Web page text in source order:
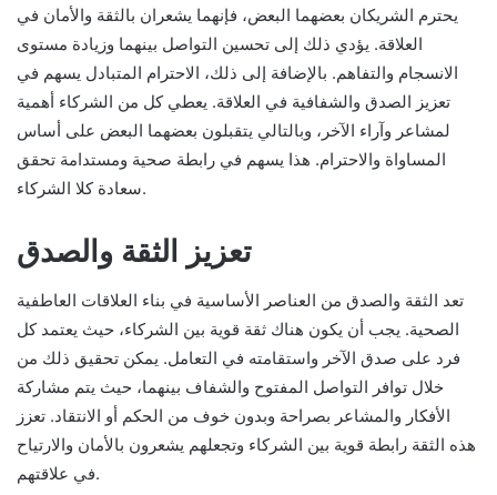
يحترم الشريكان بعضهما البعض، فإنهما يشعران بالثقة والأمان في
العلاقة. يؤدي ذلك إلى تحسين التواصل بينهما وزيادة مستوى
الانسجام والتفاهم. بالإضافة إلى ذلك، الاحترام المتبادل يسهم في
تعزيز الصدق والشفافية في العلاقة. يعطي كل من الشركاء أهمية
لمشاعر وآراء الآخر، وبالتالي يتقبلون بعضهما البعض على أساس
المساواة والاحترام. هذا يسهم في رابطة صحية ومستدامة تحقق
سعادة كلا الشركاء.
تعزيز الثقة والصدق
تعد الثقة والصدق من العناصر الأساسية في بناء العلاقات العاطفية
الصحية. يجب أن يكون هناك ثقة قوية بين الشركاء، حيث يعتمد كل
فرد على صدق الآخر واستقامته في التعامل. يمكن تحقيق ذلك من
خلال توافر التواصل المفتوح والشفاف بينهما، حيث يتم مشاركة
الأفكار والمشاعر بصراحة وبدون خوف من الحكم أو الانتقاد. تعزز
هذه الثقة رابطة قوية بين الشركاء وتجعلهم يشعرون بالأمان والارتياح
في علاقتهم.